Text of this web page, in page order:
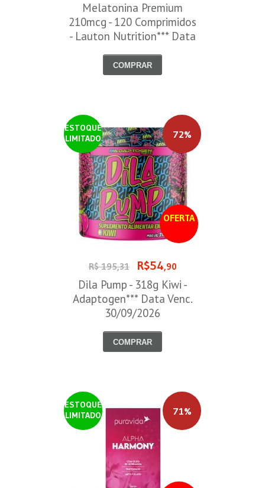
Melatonina Premium
210mcg - 120 Comprimidos
- Lauton Nutrition*** Data
COMPRAR
ESTOQUE
LIMITADO
OFERTA
72%
R$ 195,31 R$54,90
Dila Pump - 318g Kiwi -
Adaptogen*** Data Venc.
30/09/2026
COMPRAR
ESTOQUE
LIMITADO
71%